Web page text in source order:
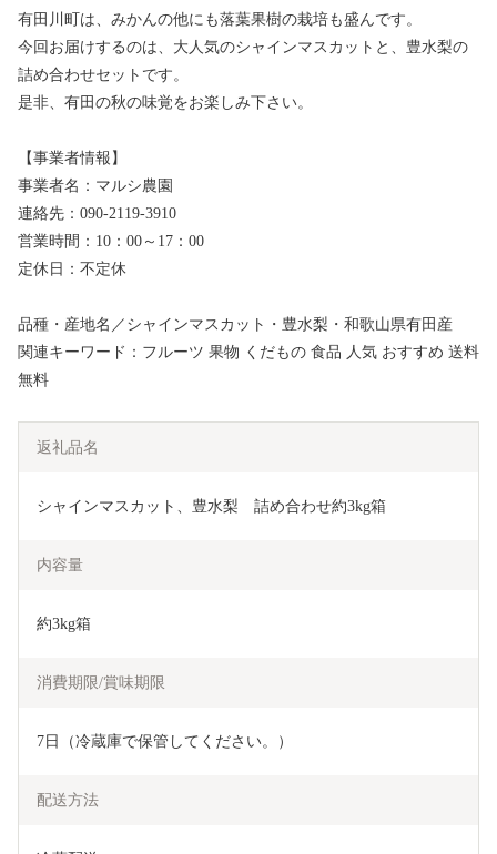
有田川町は、みかんの他にも落葉果樹の栽培も盛んです。
今回お届けするのは、大人気のシャインマスカットと、豊水梨の
詰め合わせセットです。
是非、有田の秋の味覚をお楽しみ下さい。
【事業者情報】
事業者名：マルシ農園
連絡先：090-2119-3910
営業時間：10：00～17：00
定休日：不定休
品種・産地名／シャインマスカット・豊水梨・和歌山県有田産
関連キーワード：フルーツ 果物 くだもの 食品 人気 おすすめ 送料
無料
返礼品名
シャインマスカット、豊水梨　詰め合わせ約3kg箱
内容量
約3kg箱
消費期限/賞味期限
7日（冷蔵庫で保管してください。）
配送方法